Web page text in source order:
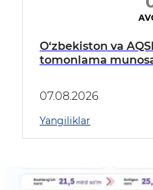
O‘zbekiston va
tomonlama
07.08.2026
Yangiliklar